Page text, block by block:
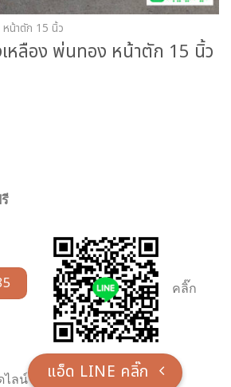
หน้าตัก 15 นิ้ว
หลือง พ่นทอง หน้าตัก 15 นิ้ว
คลิ๊ก
ไลน์ แอ็ด LINE คลิ๊ก